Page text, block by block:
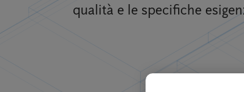
qualità e le specifiche